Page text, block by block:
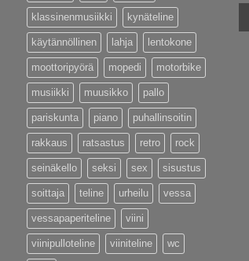
klassinenmusiikki kynäteline
käytännöllinen lahja lentokone
moottoripyörä mopedi motorbike
musiikki muusikko pallo
pariskunta piano puhallinsoitin
rakkaus ratsastus retro rock
seinäkello seksi sex sisustus
soittaja teline urheilu vessa
vessapaperiteline viini
viinipulloteline viiniteline wc